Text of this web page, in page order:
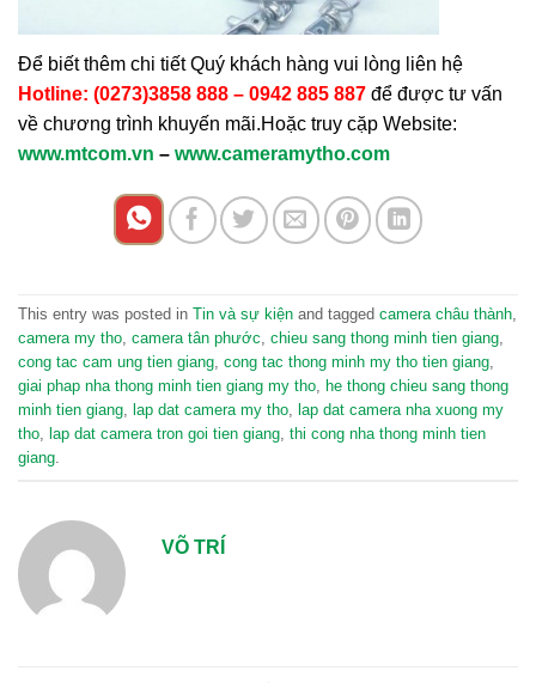
Để biết thêm chi tiết Quý khách hàng vui lòng liên hệ
Hotline: (0273)3858 888 – 0942 885 887 để được tư vấn
về chương trình khuyến mãi.Hoặc truy cặp Website:
www.mtcom.vn – www.cameramytho.com
This entry was posted in Tin và sự kiện and tagged camera châu thành,
camera my tho, camera tân phước, chieu sang thong minh tien giang,
cong tac cam ung tien giang, cong tac thong minh my tho tien giang,
giai phap nha thong minh tien giang my tho, he thong chieu sang thong
minh tien giang, lap dat camera my tho, lap dat camera nha xuong my
tho, lap dat camera tron goi tien giang, thi cong nha thong minh tien
giang.
VÕ TRÍ